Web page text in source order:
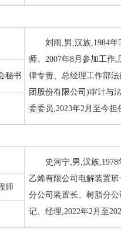
刘雨,男,汉族,1984
师。2007年8月参加工作
律专责、总经理工作部
团股份有限公司)审计与
委委员,2023年2月至今
秘书
史河宁,男,汉族
乙烯有限公司电解装置
分公司装置长、树脂分
记、经理,2022年2月至
师